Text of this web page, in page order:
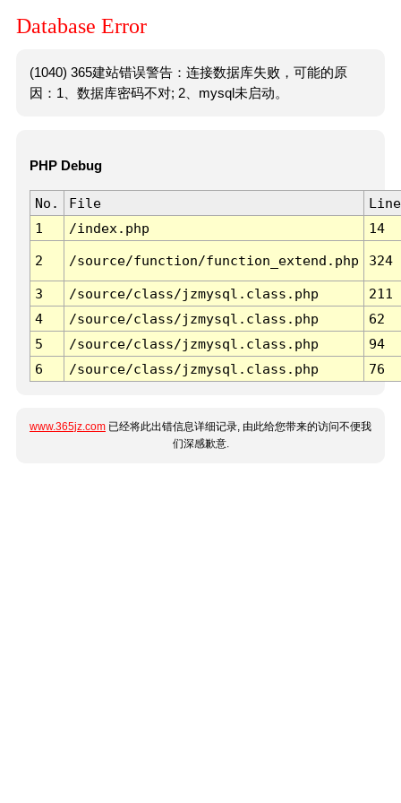
Database Error
(1040) 365建站错误警告：连接数据库失败，可能的原
因：1、数据库密码不对; 2、mysql未启动。
PHP Debug
No. File
Line
1
/index.php 14
2 /source/function/function_extend.php 324
3 /source/class/jzmysql.class.php
211
4
/source/class/jzmysql.class.php
62
5
/source/class/jzmysql.class.php
94
6
/source/class/jzmysql.class.php 76
www.365jz.com 已经将此出错信息详细记录, 由此给您带来的访问不便我
们深感歉意.